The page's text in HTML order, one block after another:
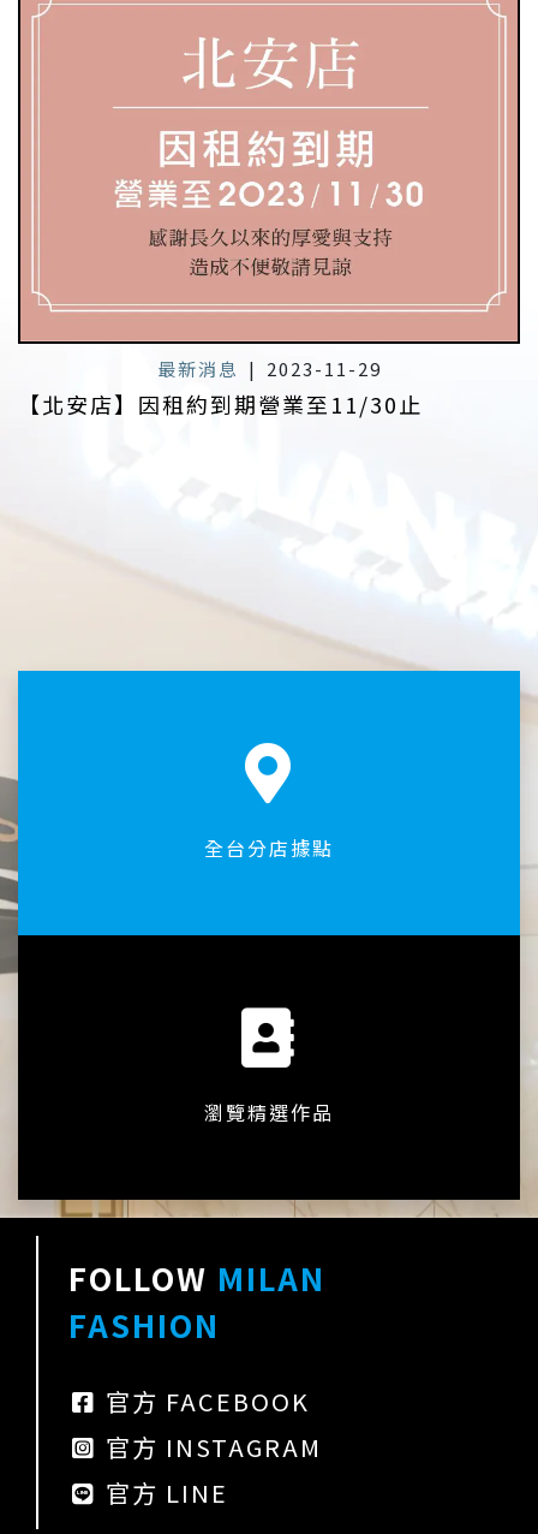
最新消息 | 2023-11-29
【北安店】因租約到期營業至11/30止
全台分店據點
瀏覽精選作品
FOLLOW MILAN
FASHION
官方 FACEBOOK
官方 INSTAGRAM
官方 LINE